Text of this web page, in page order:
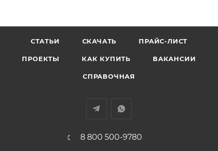
СТАТЬИ СКАЧАТЬ ПРАЙС-ЛИСТ
ПРОЕКТЫ КАК КУПИТЬ ВАКАНСИИ
СПРАВОЧНАЯ
8 800 500-9780